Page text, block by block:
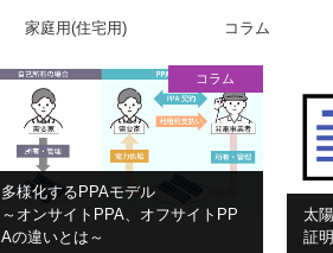
家庭用(住宅用) コラム
コラム
多様化するPPAモデル
～オンサイトPPA、オフサイトPP
Aの違いとは～
太
証